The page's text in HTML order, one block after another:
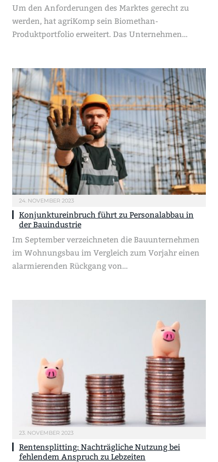
Um den Anforderungen des Marktes gerecht zu
werden, hat agriKomp sein Biomethan-
Produktportfolio erweitert. Das Unternehmen…
24. NOVEMBER 2023
Konjunktureinbruch führt zu Personalabbau in
der Bauindustrie
Im September verzeichneten die Bauunternehmen
im Wohnungsbau im Vergleich zum Vorjahr einen
alarmierenden Rückgang von…
23. NOVEMBER 2023
Rentensplitting: Nachträgliche Nutzung bei
fehlendem Anspruch zu Lebzeiten